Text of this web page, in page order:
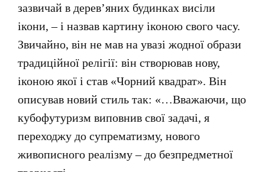
зазвичай в дерев’яних будинках висіли
ікони, – і назвав картину іконою свого часу.
Звичайно, він не мав на увазі жодної образи
традиційної релігії: він створював нову,
іконою якої і став «Чорний квадрат». Він
описував новий стиль так: «…Вважаючи, що
кубофутуризм виповнив свої задачі, я
переходжу до супрематизму, нового
живописного реалізму – до безпредметної